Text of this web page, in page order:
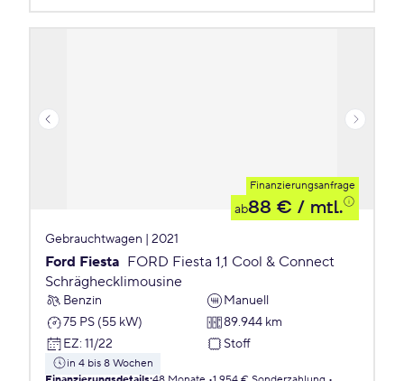
Finanzierungsanfrage
ab88 € / mtl.
Gebrauchtwagen | 2021
Ford Fiesta FORD Fiesta 1,1 Cool & Connect
Schräghecklimousine
Benzin
Manuell
75 PS (55 kW)
89.944 km
EZ: 11/22 Stoff
in 4 bis 8 Wochen